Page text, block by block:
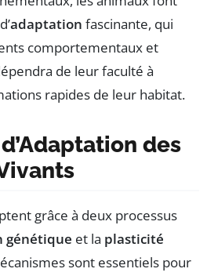
adaptation fascinante, qui
comportementaux et
de leur faculté à
rapides de leur habitat.
des
grâce à deux processus
génétique et la plasticité
sont essentiels pour